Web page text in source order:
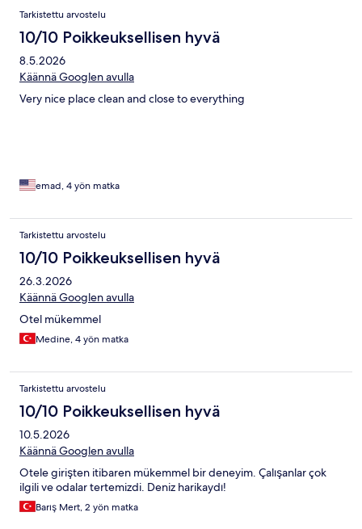
Tarkistettu arvostelu
10/10 Poikkeuksellisen hyvä
8.5.2026
Käännä Googlen avulla
Very nice place clean and close to everything
emad, 4 yön matka
Tarkistettu arvostelu
10/10 Poikkeuksellisen hyvä
26.3.2026
Käännä Googlen avulla
Otel mükemmel
Medine, 4 yön matka
Tarkistettu arvostelu
10/10 Poikkeuksellisen hyvä
10.5.2026
Käännä Googlen avulla
Otele girişten itibaren mükemmel bir deneyim. Çalışanlar çok
ilgili ve odalar tertemizdi. Deniz harikaydı!
Barış Mert, 2 yön matka